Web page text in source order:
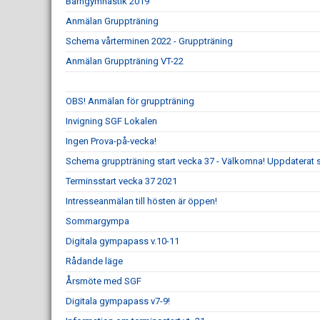
Anmälan Gruppträning
Schema vårterminen 2022 - Gruppträning
Anmälan Gruppträning VT-22
OBS! Anmälan för gruppträning
Invigning SGF Lokalen
Ingen Prova-på-vecka!
Schema gruppträning start vecka 37 - Välkomna! Uppdaterat
Terminsstart vecka 37 2021
Intresseanmälan till hösten är öppen!
Sommargympa
Digitala gympapass v.10-11
Rådande läge
Årsmöte med SGF
Digitala gympapass v7-9!